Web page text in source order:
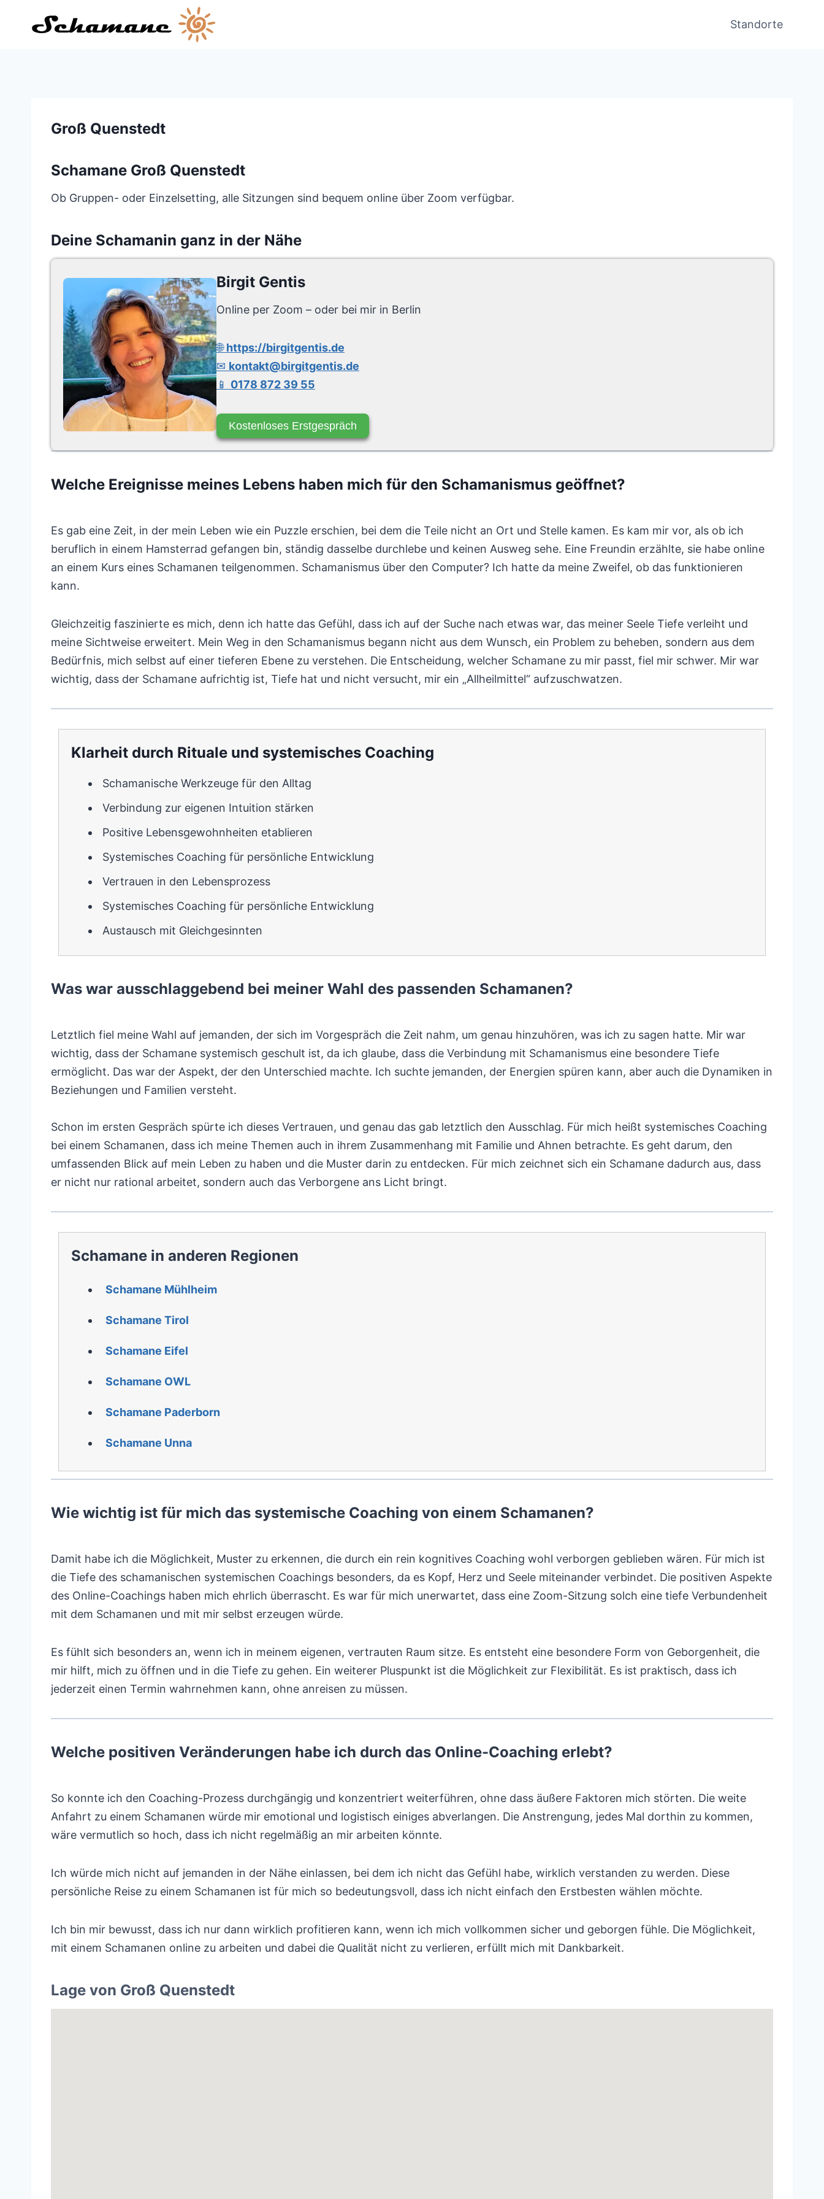
Standorte
Groß Quenstedt
Schamane Groß Quenstedt
Ob Gruppen- oder Einzelsetting, alle Sitzungen sind bequem online über Zoom verfügbar.
Deine Schamanin ganz in der Nähe
Birgit Gentis
Online per Zoom – oder bei mir in Berlin
🌐https://birgitgentis.de
✉ kontakt@birgitgentis.de
📱 0178 872 39 55
Kostenloses Erstgespräch
Welche Ereignisse meines Lebens haben mich für den Schamanismus geöffnet?
Es gab eine Zeit, in der mein Leben wie ein Puzzle erschien, bei dem die Teile nicht an Ort und Stelle kamen. Es kam mir vor, als ob ich
beruflich in einem Hamsterrad gefangen bin, ständig dasselbe durchlebe und keinen Ausweg sehe. Eine Freundin erzählte, sie habe online
an einem Kurs eines Schamanen teilgenommen. Schamanismus über den Computer? Ich hatte da meine Zweifel, ob das funktionieren
kann.
Gleichzeitig faszinierte es mich, denn ich hatte das Gefühl, dass ich auf der Suche nach etwas war, das meiner Seele Tiefe verleiht und
meine Sichtweise erweitert. Mein Weg in den Schamanismus begann nicht aus dem Wunsch, ein Problem zu beheben, sondern aus dem
Bedürfnis, mich selbst auf einer tieferen Ebene zu verstehen. Die Entscheidung, welcher Schamane zu mir passt, fiel mir schwer. Mir war
wichtig, dass der Schamane aufrichtig ist, Tiefe hat und nicht versucht, mir ein „Allheilmittel“ aufzuschwatzen.
Klarheit durch Rituale und systemisches Coaching
Schamanische Werkzeuge für den Alltag
Verbindung zur eigenen Intuition stärken
Positive Lebensgewohnheiten etablieren
Systemisches Coaching für persönliche Entwicklung
Vertrauen in den Lebensprozess
Systemisches Coaching für persönliche Entwicklung
Austausch mit Gleichgesinnten
Was war ausschlaggebend bei meiner Wahl des passenden Schamanen?
Letztlich fiel meine Wahl auf jemanden, der sich im Vorgespräch die Zeit nahm, um genau hinzuhören, was ich zu sagen hatte. Mir war
wichtig, dass der Schamane systemisch geschult ist, da ich glaube, dass die Verbindung mit Schamanismus eine besondere Tiefe
ermöglicht. Das war der Aspekt, der den Unterschied machte. Ich suchte jemanden, der Energien spüren kann, aber auch die Dynamiken in
Beziehungen und Familien versteht.
Schon im ersten Gespräch spürte ich dieses Vertrauen, und genau das gab letztlich den Ausschlag. Für mich heißt systemisches Coaching
bei einem Schamanen, dass ich meine Themen auch in ihrem Zusammenhang mit Familie und Ahnen betrachte. Es geht darum, den
umfassenden Blick auf mein Leben zu haben und die Muster darin zu entdecken. Für mich zeichnet sich ein Schamane dadurch aus, dass
er nicht nur rational arbeitet, sondern auch das Verborgene ans Licht bringt.
Schamane in anderen Regionen
Schamane Mühlheim
Schamane Tirol
Schamane Eifel
Schamane OWL
Schamane Paderborn
Schamane Unna
Wie wichtig ist für mich das systemische Coaching von einem Schamanen?
Damit habe ich die Möglichkeit, Muster zu erkennen, die durch ein rein kognitives Coaching wohl verborgen geblieben wären. Für mich ist
die Tiefe des schamanischen systemischen Coachings besonders, da es Kopf, Herz und Seele miteinander verbindet. Die positiven Aspekte
des Online-Coachings haben mich ehrlich überrascht. Es war für mich unerwartet, dass eine Zoom-Sitzung solch eine tiefe Verbundenheit
mit dem Schamanen und mit mir selbst erzeugen würde.
Es fühlt sich besonders an, wenn ich in meinem eigenen, vertrauten Raum sitze. Es entsteht eine besondere Form von Geborgenheit, die
mir hilft, mich zu öffnen und in die Tiefe zu gehen. Ein weiterer Pluspunkt ist die Möglichkeit zur Flexibilität. Es ist praktisch, dass ich
jederzeit einen Termin wahrnehmen kann, ohne anreisen zu müssen.
Welche positiven Veränderungen habe ich durch das Online-Coaching erlebt?
So konnte ich den Coaching-Prozess durchgängig und konzentriert weiterführen, ohne dass äußere Faktoren mich störten. Die weite
Anfahrt zu einem Schamanen würde mir emotional und logistisch einiges abverlangen. Die Anstrengung, jedes Mal dorthin zu kommen,
wäre vermutlich so hoch, dass ich nicht regelmäßig an mir arbeiten könnte.
Ich würde mich nicht auf jemanden in der Nähe einlassen, bei dem ich nicht das Gefühl habe, wirklich verstanden zu werden. Diese
persönliche Reise zu einem Schamanen ist für mich so bedeutungsvoll, dass ich nicht einfach den Erstbesten wählen möchte.
Ich bin mir bewusst, dass ich nur dann wirklich profitieren kann, wenn ich mich vollkommen sicher und geborgen fühle. Die Möglichkeit,
mit einem Schamanen online zu arbeiten und dabei die Qualität nicht zu verlieren, erfüllt mich mit Dankbarkeit.
Lage von Groß Quenstedt